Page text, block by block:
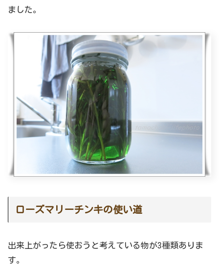
ました。
ローズマリーチンキの使い道
出来上がったら使おうと考えている物が3種類ありま
す。